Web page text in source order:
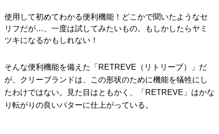
使用して初めてわかる便利機能！どこかで聞いたようなセ
リフだが…、一度は試してみたいもの。もしかしたらヤミ
ツキになるかもしれない！
そんな便利機能を備えた「RETREVE（リトリーブ）」だ
が、クリーブランドは、この形状のために機能を犠牲にし
たわけではない。見た目はともかく、「RETREVE」はかな
り転がりの良いパターに仕上がっている。